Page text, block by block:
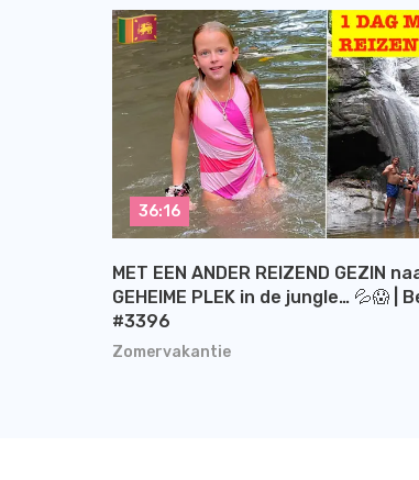
Zomervakantie
MET EEN ANDER REIZEND GEZIN
GEHEIME PLEK in de jungle… 💦😱 |
#3396
36:16